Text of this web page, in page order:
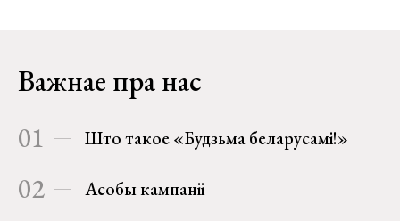
Важнае пра нас
01 Што такое «Будзьма беларусамі!»
02 Асобы кампаніі